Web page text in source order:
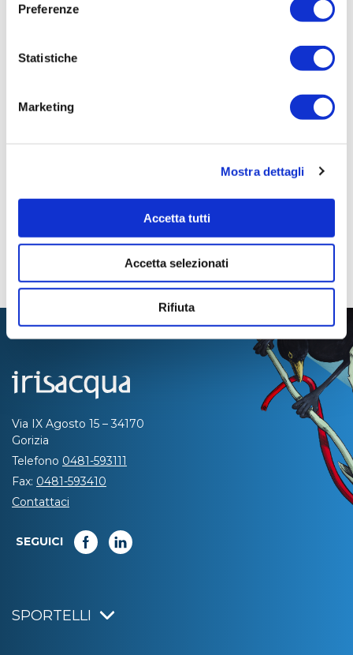
Preferenze
Statistiche
Marketing
Mostra dettagli
Accetta tutti
Accetta selezionati
Rifiuta
Importo Liquidato:
Pagina aggiornata il 04/08/2020
Via IX Agosto 15 – 34170
Gorizia
Telefono 0481-593111
Fax: 0481-593410
Contattaci
SEGUICI
SPORTELLI